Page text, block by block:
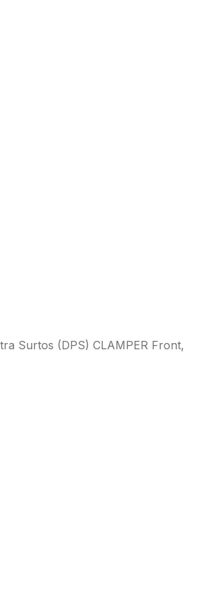
Surtos (DPS) CLAMPER Front,